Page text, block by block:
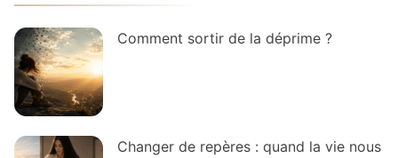
Comment sortir de la déprime ?
Changer de repères : quand la vie nous